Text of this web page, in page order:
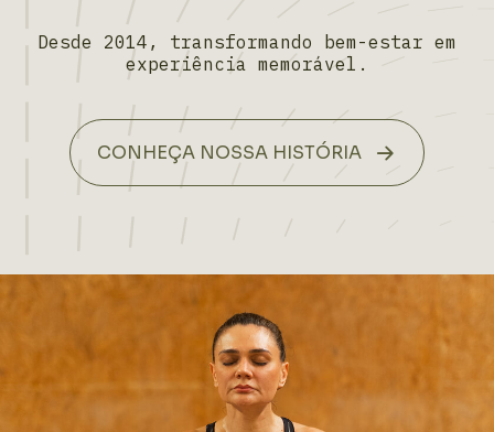
Desde 2014, transformando bem-estar em
experiência memorável.
CONHEÇA NOSSA HISTÓRIA